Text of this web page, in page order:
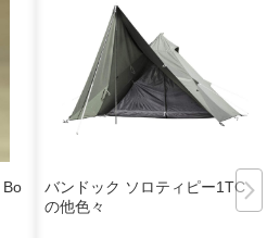
Bo
バンドック ソロティピー1TC そ
の他色々